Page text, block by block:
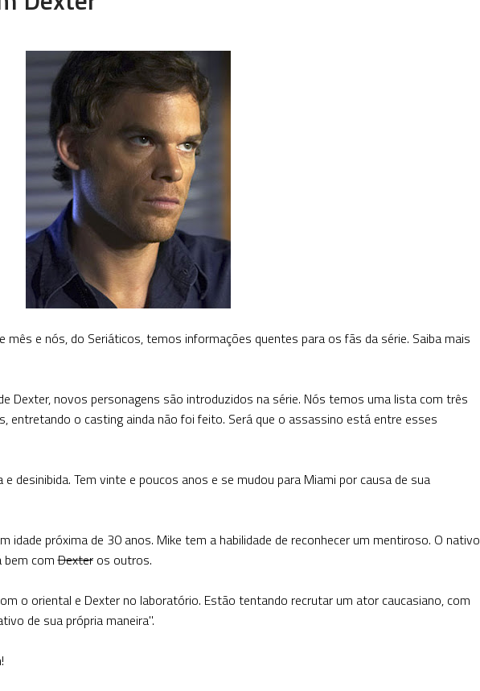
mês e nós, do Seriáticos, temos informações quentes para os fãs da série. Saiba mais
Dexter, novos personagens são introduzidos na série. Nós temos uma lista com três
entretando o casting ainda não foi feito. Será que o assassino está entre esses
desinibida. Tem vinte e poucos anos e se mudou para Miami por causa de sua
idade próxima de 30 anos. Mike tem a habilidade de reconhecer um mentiroso. O nativo
bem comDexteros outros.
o oriental e Dexter no laboratório. Estão tentando recrutar um ator caucasiano, com
de sua própria maneira".